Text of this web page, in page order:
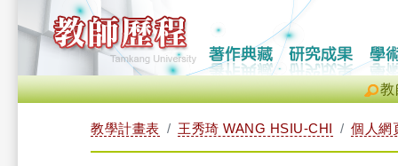
教
教學計畫表 王秀琦 WANG HSIU-CHI 個人網